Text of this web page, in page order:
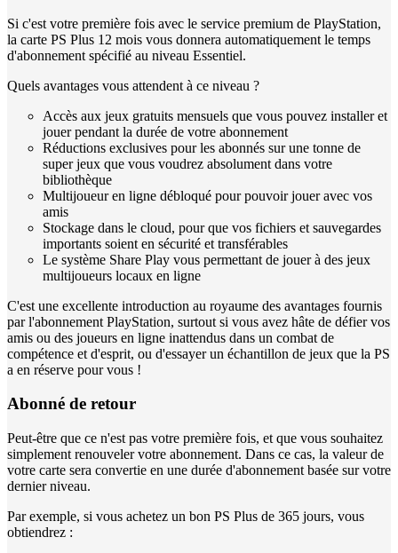
Si c'est votre première fois avec le service premium de PlayStation,
la carte PS Plus 12 mois vous donnera automatiquement le temps
d'abonnement spécifié au niveau Essentiel.
Quels avantages vous attendent à ce niveau ?
Accès aux jeux gratuits mensuels que vous pouvez installer et
jouer pendant la durée de votre abonnement
Réductions exclusives pour les abonnés sur une tonne de
super jeux que vous voudrez absolument dans votre
bibliothèque
Multijoueur en ligne débloqué pour pouvoir jouer avec vos
amis
Stockage dans le cloud, pour que vos fichiers et sauvegardes
importants soient en sécurité et transférables
Le système Share Play vous permettant de jouer à des jeux
multijoueurs locaux en ligne
C'est une excellente introduction au royaume des avantages fournis
par l'abonnement PlayStation, surtout si vous avez hâte de défier vos
amis ou des joueurs en ligne inattendus dans un combat de
compétence et d'esprit, ou d'essayer un échantillon de jeux que la PS
a en réserve pour vous !
Abonné de retour
Peut-être que ce n'est pas votre première fois, et que vous souhaitez
simplement renouveler votre abonnement. Dans ce cas, la valeur de
votre carte sera convertie en une durée d'abonnement basée sur votre
dernier niveau.
Par exemple, si vous achetez un bon PS Plus de 365 jours, vous
obtiendrez :